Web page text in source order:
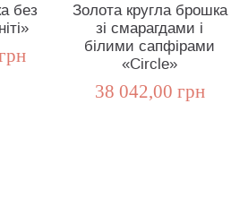
без
Золота кругла брошка
зі смарагдами і
білими сапфірами
«Circle»
38 042,00 грн